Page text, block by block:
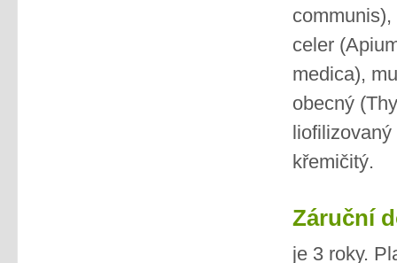
celer
medica),
obecný
křemičitý.
Záruční
je 3 roky.